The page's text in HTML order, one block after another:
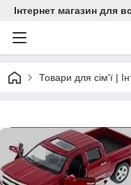
Інтернет магазин для
Товари для сім'ї |